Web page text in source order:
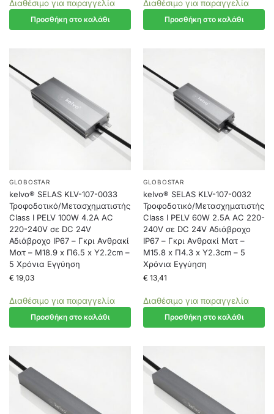
Διαθέσιμο για παραγγελία
Προσθήκη στο καλάθι
Διαθέσιμο για παραγγελία
Προσθήκη στο καλάθι
GLOBOSTAR
kelvo® SELAS KLV-107-0033
Τροφοδοτικό/Μετασχηματιστής
Class I PELV 100W 4.2A AC
220-240V σε DC 24V
Αδιάβροχο IP67 – Γκρι Ανθρακί
Ματ – Μ18.9 x Π6.5 x Υ2.2cm –
5 Χρόνια Εγγύηση
€ 19,03
Διαθέσιμο για παραγγελία
Προσθήκη στο καλάθι
GLOBOSTAR
kelvo® SELAS KLV-107-0032
Τροφοδοτικό/Μετασχηματιστής
Class I PELV 60W 2.5A AC 220-
240V σε DC 24V Αδιάβροχο
IP67 – Γκρι Ανθρακί Ματ –
Μ15.8 x Π4.3 x Υ2.3cm – 5
Χρόνια Εγγύηση
€ 13,41
Διαθέσιμο για παραγγελία
Προσθήκη στο καλάθι